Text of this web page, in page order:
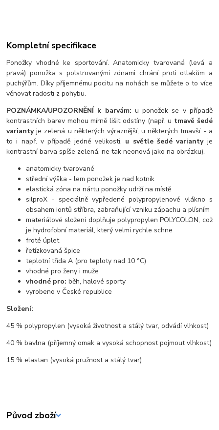
Kompletní specifikace
Ponožky vhodné ke sportování. Anatomicky tvarovaná (levá a
pravá) ponožka s polstrovanými zónami chrání proti otlakům a
puchýřům. Díky příjemnému pocitu na nohách se můžete o to více
věnovat radosti z pohybu.
POZNÁMKA/UPOZORNĚNÍ k barvám: u ponožek se v případě
kontrastních barev mohou mírně lišit odstíny (např. u tmavě šedé
variantyje zelená u některých výraznější, u některých tmavší - a
to i např. v případě jedné velikosti, u světle šedé variantyje
kontrastní barva spíše zelená, ne tak neonová jako na obrázku).
anatomicky tvarované
střední výška - lem ponožek je nad kotník
elastická zóna na nártu ponožky udrží na místě
silproX - speciálně vypředené polypropylenové vlákno s
obsahem iontů stříbra, zabraňující vzniku zápachu a plísním
materiálové složení doplňuje polypropylen POLYCOLON, což
je hydrofobní materiál, který velmi rychle schne
froté úplet
řetízkovaná špice
teplotní třída A (pro teploty nad 10 °C)
vhodné pro ženy i muže
vhodné pro: běh, halové sporty
vyrobeno v České republice
Složení:
45 % polypropylen (vysoká životnost a stálý tvar, odvádí vlhkost)
40 % bavlna (příjemný omak a vysoká schopnost pojmout vlhkost)
15 % elastan (vysoká pružnost a stálý tvar)
Původ zboží